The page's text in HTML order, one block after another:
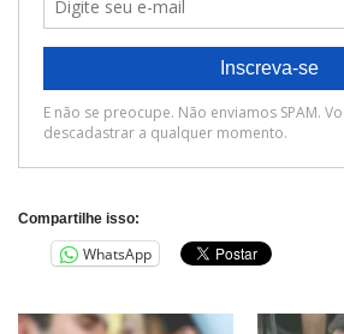
Compartilhe isso:
WhatsApp